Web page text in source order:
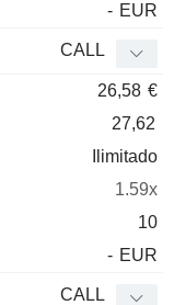
- EUR
CALL
26,58 €
27,62
Ilimitado
1.59x
10
- EUR
CALL